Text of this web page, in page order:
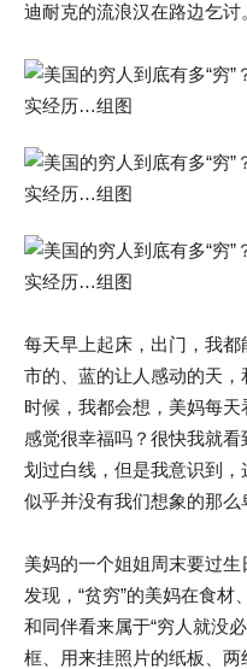
迪耐克的流浪汉在路边乞讨
每天早上起床，出门，我
市的、蓝的让人感动的天
时候，我都会想，美妈每
感觉很幸福吗？很快我就
划过白线，但是我意识到
似乎并没有我们想象的那么
美妈的一个姐姐周末要过
发现，“贫穷”的美妈在食
和同伴看来属于“穷人就没
框、用来挂照片的纸板、